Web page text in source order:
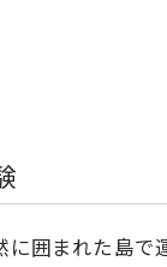
囲まれた島で